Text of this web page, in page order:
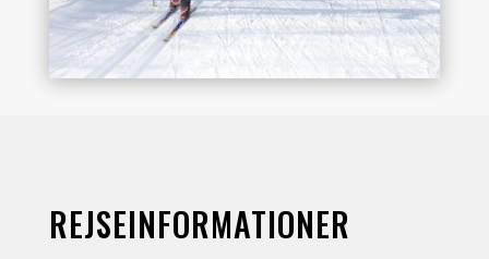
REJSEINFORMATIONER